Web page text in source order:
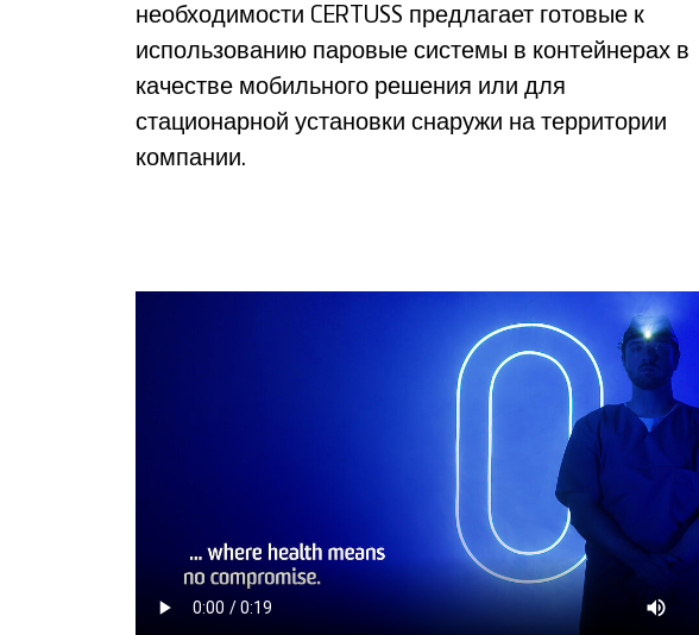
необходимости CERTUSS предлагает готовые к
использованию паровые системы в контейнерах в
качестве мобильного решения или для
стационарной установки снаружи на территории
компании.